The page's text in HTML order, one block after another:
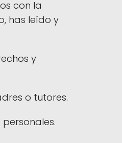
con la
has leído y
y
o tutores.